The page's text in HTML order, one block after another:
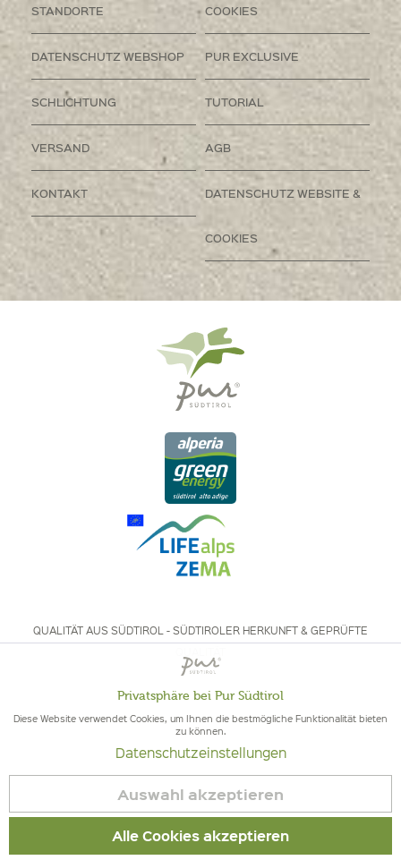
STANDORTE COOKIES
DATENSCHUTZ WEBSHOP PUR EXCLUSIVE
SCHLICHTUNG TUTORIAL
VERSAND AGB
KONTAKT DATENSCHUTZ WEBSITE &
COOKIES
QUALITÄT AUS SÜDTIROL - SÜDTIROLER HERKUNFT & GEPRÜFTE
Vertrag widerrufen
Impressum|Cookies| MwSt-Nr. IT02578060218 | Bio-Zertifiziert:
Kontrolliert von IT BIO 013 – Kontrollnummer BZ-00756-B
Aktiv
Inaktiv
Inaktiv
Privatsphäre bei Pur Südtirol
Diese Website verwendet Cookies, um Ihnen die bestmögliche Funktionalität bieten
zu können.
Datenschutzeinstellungen
Auswahl akzeptieren
Alle Cookies akzeptieren